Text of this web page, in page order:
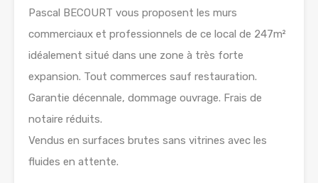
Pascal BECOURT vous proposent les murs
commerciaux et professionnels de ce local de 247m²
idéalement situé dans une zone à très forte
expansion. Tout commerces sauf restauration.
Garantie décennale, dommage ouvrage. Frais de
notaire réduits.
Vendus en surfaces brutes sans vitrines avec les
fluides en attente.